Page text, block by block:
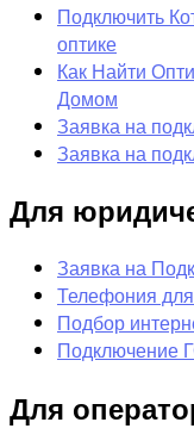
Подключить
оптике
Как Найти
Домом
Заявка на
Заявка на
Для
Заявка на
Телефония
Подбор
Подключение
Для